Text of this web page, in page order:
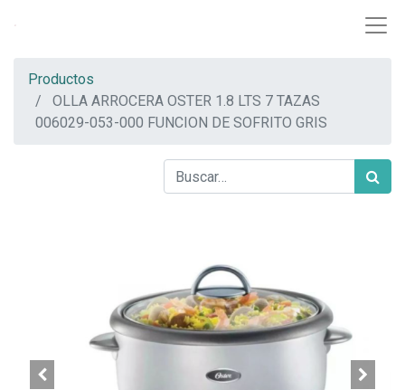
Productos
OLLA ARROCERA OSTER 1.8 LTS 7 TAZAS
006029-053-000 FUNCION DE SOFRITO GRIS